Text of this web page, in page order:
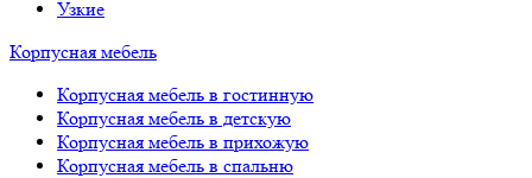
Узкие
Корпусная мебель
Корпусная мебель в гостинную
Корпусная мебель в детскую
Корпусная мебель в прихожую
Корпусная мебель в спальню